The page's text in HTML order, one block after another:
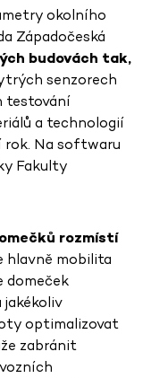
okolního
Západočeská
budovách tak,
senzorech
testování
a technologií
Na softwaru
Fakulty
rozmístí
hlavně mobilita
domeček
optimalizovat
zabránit